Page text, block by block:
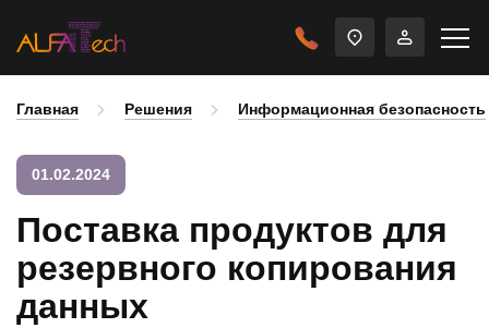
Главная Решения Информационная безопасность
01.02.2024
Поставка продуктов для
резервного копирования
данных